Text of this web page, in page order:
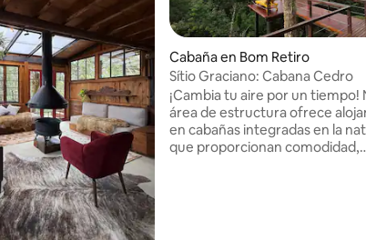
110 evaluaciones
Cabaña en Bom Retiro
Sítio Graciano: Cabana Cedro
¡Cambia tu aire por un tiempo! Nuestra
área de estructura ofrece
en cabañas integradas en la
que proporcionan comodidad,